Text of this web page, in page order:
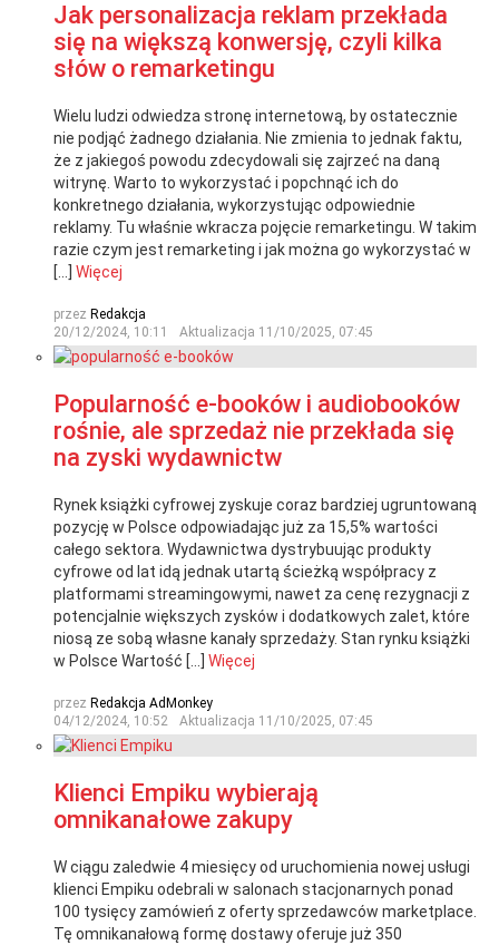
Jak personalizacja reklam przekłada
się na większą konwersję, czyli kilka
słów o remarketingu
Wielu ludzi odwiedza stronę internetową, by ostatecznie
nie podjąć żadnego działania. Nie zmienia to jednak faktu,
że z jakiegoś powodu zdecydowali się zajrzeć na daną
witrynę. Warto to wykorzystać i popchnąć ich do
konkretnego działania, wykorzystując odpowiednie
reklamy. Tu właśnie wkracza pojęcie remarketingu. W takim
razie czym jest remarketing i jak można go wykorzystać w
[…] Więcej
przez Redakcja
20/12/2024, 10:11
Aktualizacja 11/10/2025, 07:45
Popularność e-booków i audiobooków
rośnie, ale sprzedaż nie przekłada się
na zyski wydawnictw
Rynek książki cyfrowej zyskuje coraz bardziej ugruntowaną
pozycję w Polsce odpowiadając już za 15,5% wartości
całego sektora. Wydawnictwa dystrybuując produkty
cyfrowe od lat idą jednak utartą ścieżką współpracy z
platformami streamingowymi, nawet za cenę rezygnacji z
potencjalnie większych zysków i dodatkowych zalet, które
niosą ze sobą własne kanały sprzedaży. Stan rynku książki
w Polsce Wartość […] Więcej
przez Redakcja AdMonkey
04/12/2024, 10:52
Aktualizacja 11/10/2025, 07:45
Klienci Empiku wybierają
omnikanałowe zakupy
W ciągu zaledwie 4 miesięcy od uruchomienia nowej usługi
klienci Empiku odebrali w salonach stacjonarnych ponad
100 tysięcy zamówień z oferty sprzedawców marketplace.
Tę omnikanałową formę dostawy oferuje już 350